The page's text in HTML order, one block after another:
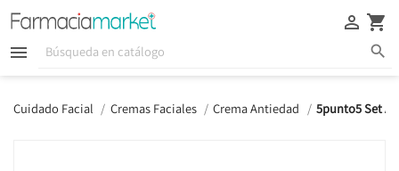
  
 
Cuidado Facial Cremas Faciales Crema Antiedad 5punto5 Set